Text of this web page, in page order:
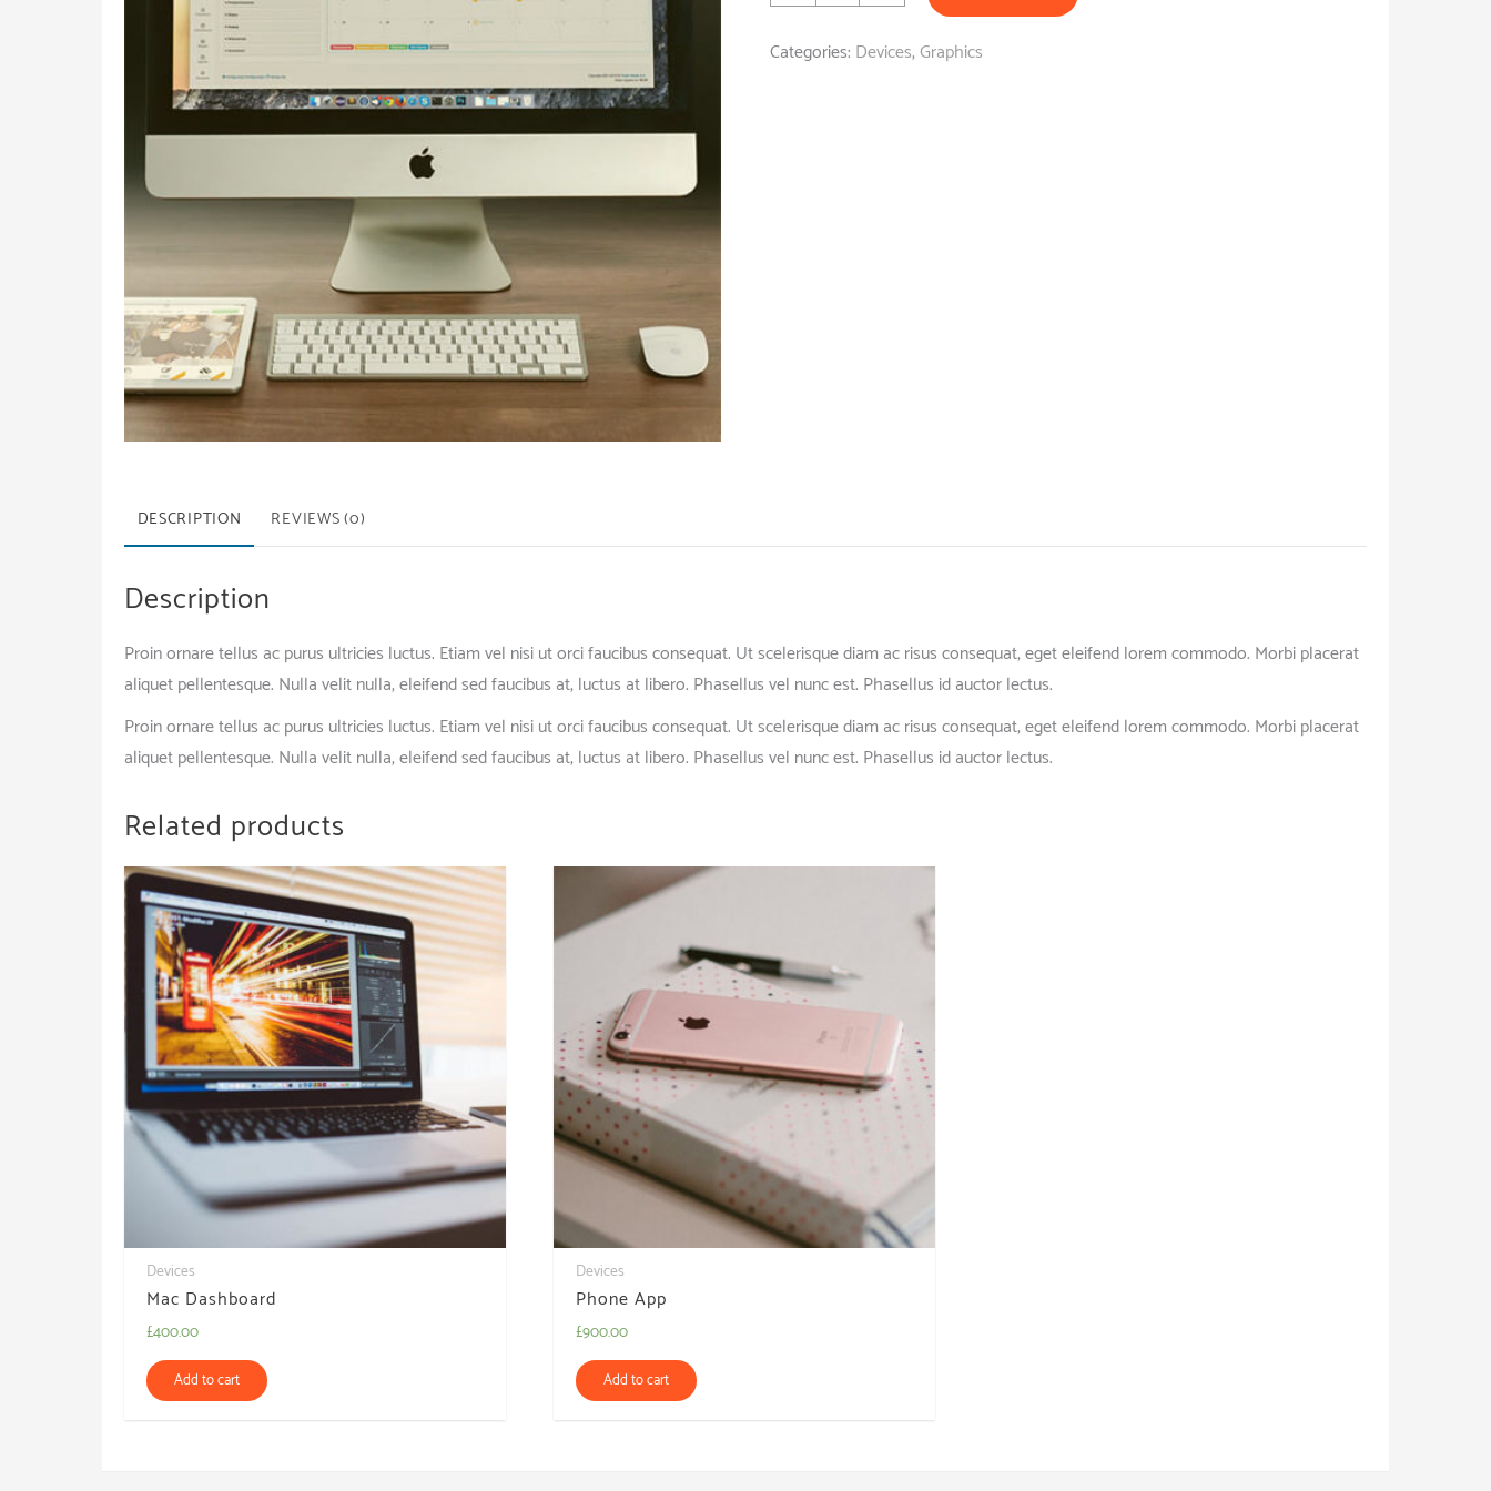
Categories: Devices,Graphics
DESCRIPTION REVIEWS (0)
Description
Proin ornare tellus ac purus ultricies luctus. Etiam vel nisi ut orci faucibus consequat. Ut scelerisque diam ac risus consequat, eget eleifend lorem commodo. Morbi placerat
aliquet pellentesque. Nulla velit nulla, eleifend sed faucibus at, luctus at libero. Phasellus vel nunc est. Phasellus id auctor lectus.
Proin ornare tellus ac purus ultricies luctus. Etiam vel nisi ut orci faucibus consequat. Ut scelerisque diam ac risus consequat, eget eleifend lorem commodo. Morbi placerat
aliquet pellentesque. Nulla velit nulla, eleifend sed faucibus at, luctus at libero. Phasellus vel nunc est. Phasellus id auctor lectus.
Related products
Devices
Mac Dashboard
£400.00
Add to cart
Devices
Phone App
£900.00
Add to cart